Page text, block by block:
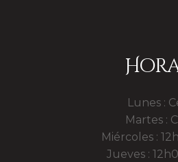
Lunes :
Martes :
Miércoles :
Jueves :